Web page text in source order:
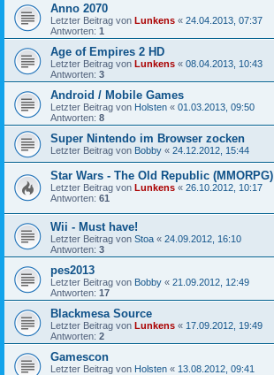
Anno 2070
Letzter Beitrag von Lunkens « 24.04.2013, 07:37
Antworten: 1
Age of Empires 2 HD
Letzter Beitrag von Lunkens « 08.04.2013, 10:43
Antworten: 3
Android / Mobile Games
Letzter Beitrag von Holsten « 01.03.2013, 09:50
Antworten: 8
Super Nintendo im Browser zocken
Letzter Beitrag von Bobby « 24.12.2012, 15:44
Star Wars - The Old Republic (MMORPG)
Letzter Beitrag von Lunkens « 26.10.2012, 10:17
Antworten: 61
Wii - Must have!
Letzter Beitrag von Stoa « 24.09.2012, 16:10
Antworten: 3
pes2013
Letzter Beitrag von Bobby « 21.09.2012, 12:49
Antworten: 17
Blackmesa Source
Letzter Beitrag von Lunkens « 17.09.2012, 19:49
Antworten: 2
Gamescon
Letzter Beitrag von Holsten « 13.08.2012, 09:41